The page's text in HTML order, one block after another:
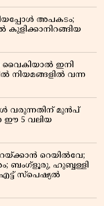
അപകടം;
കുളിക്കാനിറങ്ങിയ
വൈകിയാൽ ഇനി
നിയമങ്ങളിൽ വന്ന
വരുന്നതിന് മുൻപ്
ഈ 5 വലിയ
റെയിൽവേ;
ബംഗ്ളൂരു, ഹുബ്ബള്ളി
എട്ട് സ്പെഷ്യൽ